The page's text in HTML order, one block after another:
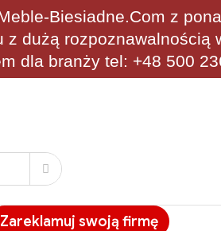
Biesiadne.Com z
z dużą rozpoznawalnością
dla branży tel: +48 500
Zareklamuj swoją firmę